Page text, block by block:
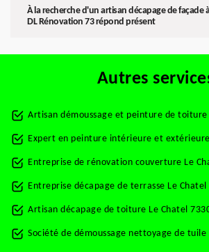
À la recherche d'un artisan décapage de façade
DL Rénovation 73 répond présent
Autres
Artisan démoussage et peinture de toiture
Expert en peinture intérieure et
Entreprise de rénovation couverture Le
Entreprise décapage de terrasse Le Chatel
Artisan décapage de toiture Le Chatel
Société de démoussage nettoyage de tuile